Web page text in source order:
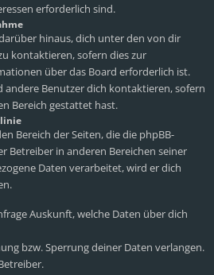
erforderlich sind.
hinaus, dich unter den von dir
kontaktieren, sofern dies zur
über das Board erforderlich ist.
andere Benutzer dich kontaktieren, sofern
Bereich gestattet hast.
Bereich der Seiten, die die phpBB-
Betreiber in anderen Bereichen seiner
Daten verarbeitet, wird er dich
Auskunft, welche Daten über dich
bzw. Sperrung deiner Daten verlangen.